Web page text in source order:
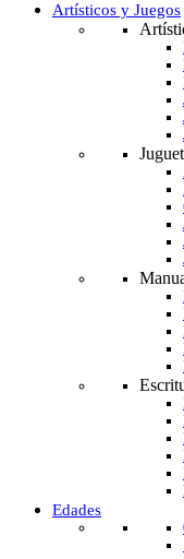
Artísticos y Juegos
Edades